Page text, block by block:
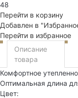
48
Перейти в корзину
Добавлен в
Перейти в избранное
Описание
товара
Комфортное
Оптимальная длина
Цвет: